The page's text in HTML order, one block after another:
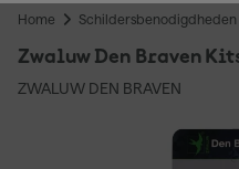
Home Schildersbenodigdheden
Zwaluw Den Braven
ZWALUW DEN BRAVEN